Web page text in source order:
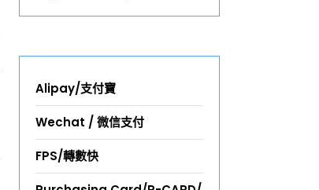
Alipay/支付寶
Wechat / 微信支付
FPS/轉數快